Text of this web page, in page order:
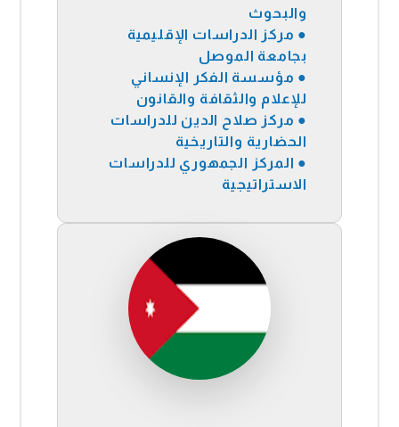
والبحوث
● مركز الدراسات الإقليمية
بجامعة الموصل
● مؤسسة الفكر الإنساني
للإعلام والثقافة والقانون
● مركز صلاح الدين للدراسات
الحضارية والتاريخية
● المركز الجمهوري للدراسات
الاستراتيجية